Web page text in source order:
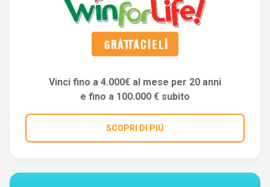
Vinci fino a 4.000€ al mese per 20 anni
e fino a 100.000 € subito
SCOPRI DI PIÚ